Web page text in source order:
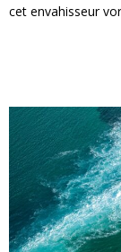
cet envahisseur